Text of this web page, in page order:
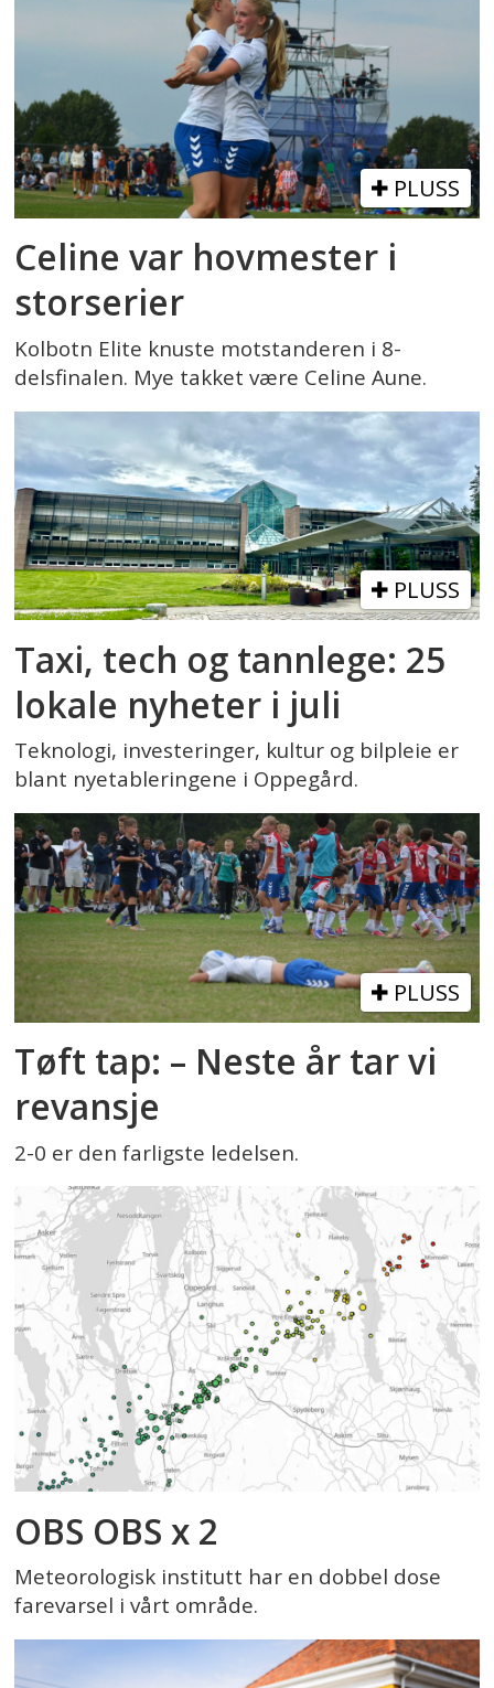
PLUSS
Celine var hovmester i
storserier
Kolbotn Elite knuste motstanderen i 8-
delsfinalen. Mye takket være Celine Aune.
PLUSS
Taxi, tech og tannlege: 25
lokale nyheter i juli
Teknologi, investeringer, kultur og bilpleie er
blant nyetableringene i Oppegård.
PLUSS
Tøft tap: – Neste år tar vi
revansje
2-0 er den farligste ledelsen.
OBS OBS x 2
Meteorologisk institutt har en dobbel dose
farevarsel i vårt område.